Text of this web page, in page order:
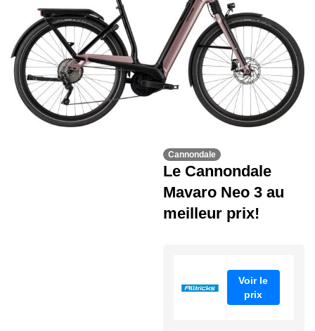
Cannondale
Le Cannondale
Mavaro Neo 3 au
meilleur prix!
Voir le
prix